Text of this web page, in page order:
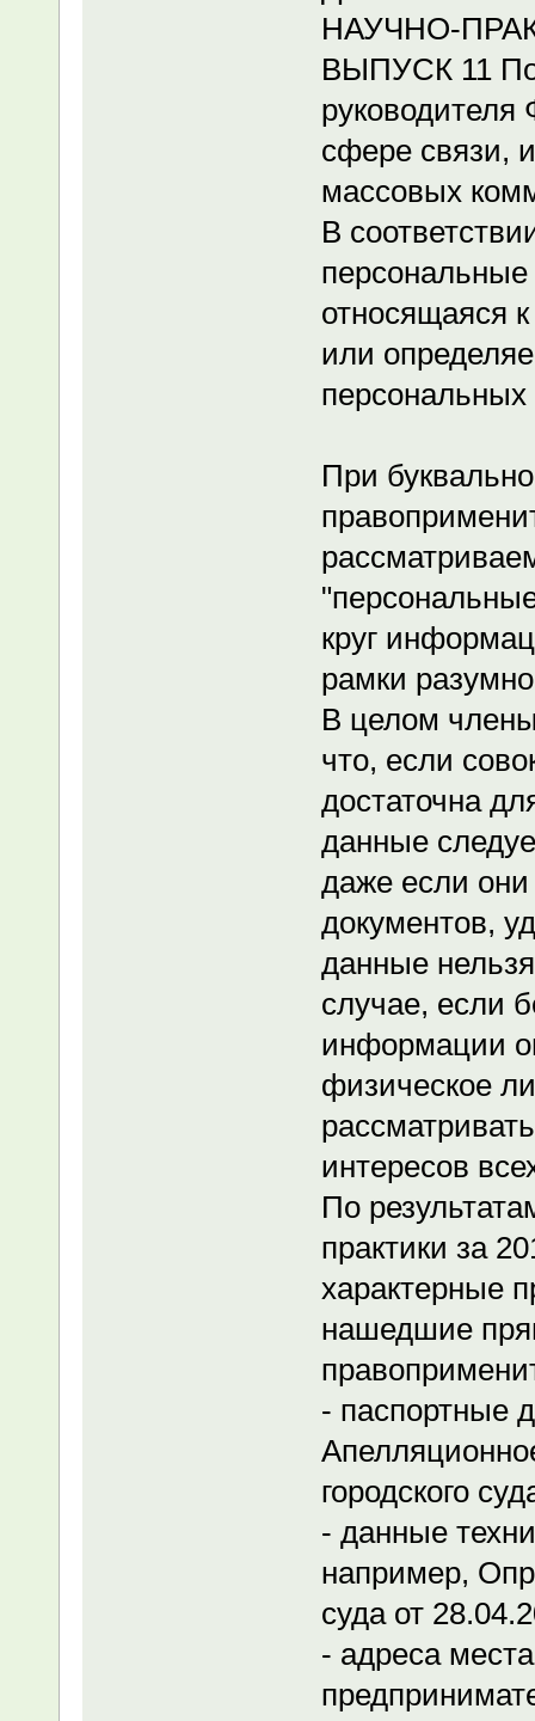
НАУЧНО-
ВЫПУСК 11
сфере связи,
массовых
В
относящаяся
или
При
круг
рамки
В целом
что, если
достаточна
данные
даже если
документов,
данные
случае, если
информации
физическое
интересов
По
практики за
характерные
нашедшие
- паспортные
городского
- данные
например,
суда от
- адреса